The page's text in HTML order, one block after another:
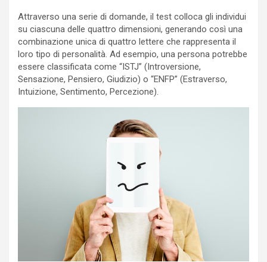
Attraverso una serie di domande, il test colloca gli individui
su ciascuna delle quattro dimensioni, generando così una
combinazione unica di quattro lettere che rappresenta il
loro tipo di personalità. Ad esempio, una persona potrebbe
essere classificata come “ISTJ” (Introversione,
Sensazione, Pensiero, Giudizio) o “ENFP” (Estraverso,
Intuizione, Sentimento, Percezione).